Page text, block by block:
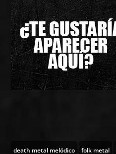
death metal melódico folk metal